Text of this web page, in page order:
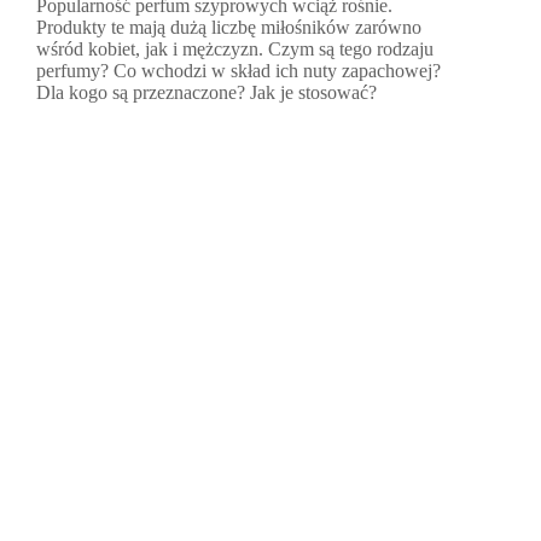
Popularność perfum szyprowych wciąż rośnie.
Produkty te mają dużą liczbę miłośników zarówno
wśród kobiet, jak i mężczyzn. Czym są tego rodzaju
perfumy? Co wchodzi w skład ich nuty zapachowej?
Dla kogo są przeznaczone? Jak je stosować?